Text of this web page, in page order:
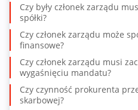
Czy były członek zarządu
spółki?
Czy członek zarządu może
finansowe?
Czy członek zarządu musi
wygaśnięciu mandatu?
Czy czynność prokurenta
skarbowej?